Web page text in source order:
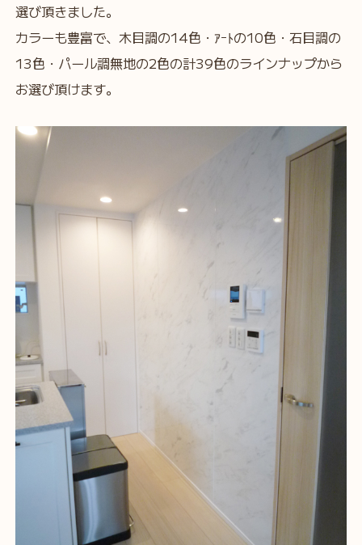
選び頂きました。
カラーも豊富で、木目調の14色・ｱｰﾄの10色・石目調の
13色・パール調無地の2色の計39色のラインナップから
お選び頂けます。